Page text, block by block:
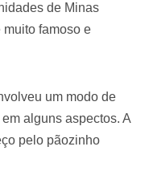
de Minas
muito famoso e
um modo de
alguns aspectos. A
pelo pãozinho